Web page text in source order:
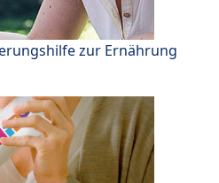
zur Ernährung